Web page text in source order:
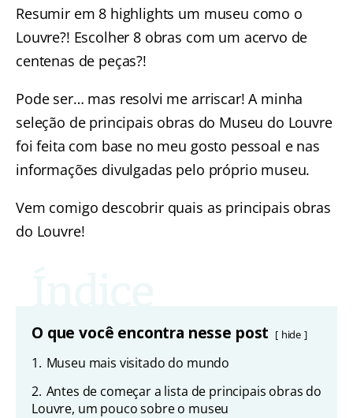
Resumir em 8 highlights um museu como o
Louvre?! Escolher 8 obras com um acervo de
centenas de peças?!
Pode ser… mas resolvi me arriscar! A minha
seleção de principais obras do Museu do Louvre
foi feita com base no meu gosto pessoal e nas
informações divulgadas pelo próprio museu.
Vem comigo descobrir quais as principais obras
do Louvre!
O que você encontra nesse post hide
1. Museu mais visitado do mundo
2. Antes de começar a lista de principais obras do
Louvre, um pouco sobre o museu